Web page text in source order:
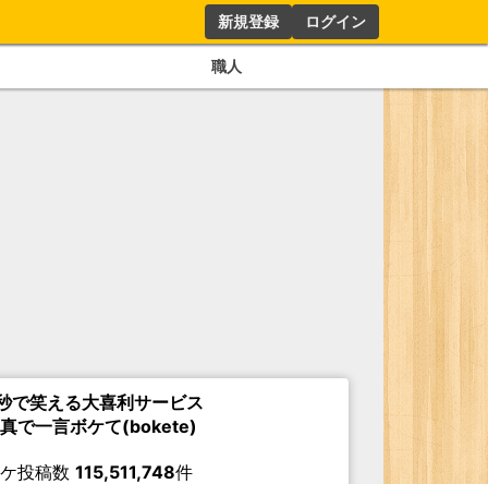
新規登録 ログイン
職人
で笑える大喜利サービス
で一言ボケて(bokete)
投稿数 115,511,748件